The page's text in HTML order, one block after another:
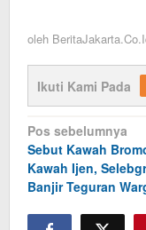
oleh
Ikuti Kami Pada
Navigasi
pos
Pos sebelumnya
Sebut Kawah
Kawah Ijen,
Banjir Teguran